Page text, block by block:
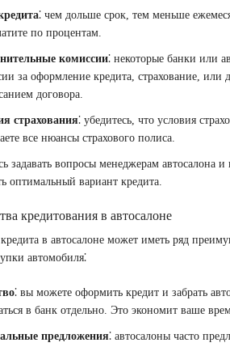
⁚ чем дольше срок, тем меньше
по процентам.
комиссии⁚ некоторые банки или
за оформление кредита, страхование, или
договора.
страхования⁚ убедитесь, что условия
все нюансы страхового полиса.
задавать вопросы менеджерам автосалона
оптимальный вариант кредита.
кредитования в автосалоне
в автосалоне может иметь ряд
автомобиля⁚
⁚ вы можете оформить кредит и забрать
в банк отдельно. Это экономит ваше
предложения⁚ автосалоны часто